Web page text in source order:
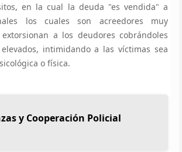
en la cual la deuda "es vendida" a
los cuales son acreedores muy
a los deudores cobrándoles
intimidando a las víctimas sea
o física.
y Cooperación Policial